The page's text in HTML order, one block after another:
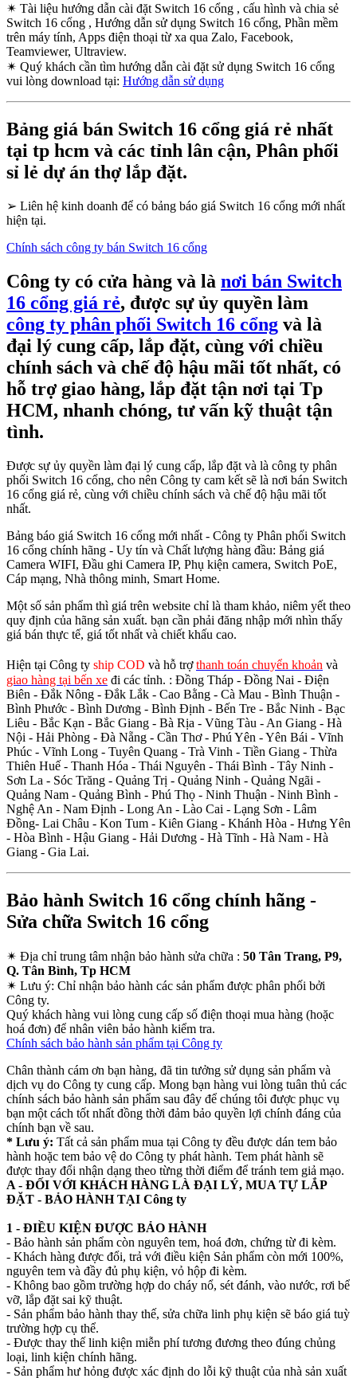
✴ Tài liệu hướng dẫn cài đặt Switch 16 cổng , cấu hình và chia sẻ
Switch 16 cổng , Hướng dẫn sử dụng Switch 16 cổng, Phần mềm
trên máy tính, Apps điện thoại từ xa qua Zalo, Facebook,
Teamviewer, Ultraview.
✴ Quý khách cần tìm hướng dẫn cài đặt sử dụng Switch 16 cổng
vui lòng download tại: Hướng dẫn sử dụng
Bảng giá bán Switch 16 cổng giá rẻ nhất
tại tp hcm và các tỉnh lân cận, Phân phối
sỉ lẻ dự án thợ lắp đặt.
➢ Liên hệ kinh doanh để có bảng báo giá Switch 16 cổng mới nhất
hiện tại.
Chính sách công ty bán Switch 16 cổng
Công ty có cửa hàng và là nơi bán Switch
16 cổng giá rẻ, được sự ủy quyền làm
công ty phân phối Switch 16 cổng và là
đại lý cung cấp, lắp đặt, cùng với chiều
chính sách và chế độ hậu mãi tốt nhất, có
hỗ trợ giao hàng, lắp đặt tận nơi tại Tp
HCM, nhanh chóng, tư vấn kỹ thuật tận
tình.
Được sự ủy quyền làm đại lý cung cấp, lắp đặt và là công ty phân
phối Switch 16 cổng, cho nên Công ty cam kết sẽ là nơi bán Switch
16 cổng giá rẻ, cùng với chiều chính sách và chế độ hậu mãi tốt
nhất.
Bảng báo giá Switch 16 cổng mới nhất - Công ty Phân phối Switch
16 cổng chính hãng - Uy tín và Chất lượng hàng đầu: Bảng giá
Camera WIFI, Đầu ghi Camera IP, Phụ kiện camera, Switch PoE,
Cáp mạng, Nhà thông minh, Smart Home.
Một số sản phẩm thì giá trên website chỉ là tham khảo, niêm yết theo
quy định của hãng sản xuất. bạn cần phải đăng nhập mới nhìn thấy
giá bán thực tế, giá tốt nhất và chiết khấu cao.
Hiện tại Công ty ship COD và hỗ trợthanh toán chuyển khoản và
giao hàng tại bến xe đi các tỉnh. : Đồng Tháp - Đồng Nai - Điện
Biên - Đắk Nông - Đắk Lắk - Cao Bằng - Cà Mau - Bình Thuận -
Bình Phước - Bình Dương - Bình Định - Bến Tre - Bắc Ninh - Bạc
Liêu - Bắc Kạn - Bắc Giang - Bà Rịa - Vũng Tàu - An Giang - Hà
Nội - Hải Phòng - Đà Nẵng - Cần Thơ - Phú Yên - Yên Bái - Vĩnh
Phúc - Vĩnh Long - Tuyên Quang - Trà Vinh - Tiền Giang - Thừa
Thiên Huế - Thanh Hóa - Thái Nguyên - Thái Bình - Tây Ninh -
Sơn La - Sóc Trăng - Quảng Trị - Quảng Ninh - Quảng Ngãi -
Quảng Nam - Quảng Bình - Phú Thọ - Ninh Thuận - Ninh Bình -
Nghệ An - Nam Định - Long An - Lào Cai - Lạng Sơn - Lâm
Đồng- Lai Châu - Kon Tum - Kiên Giang - Khánh Hòa - Hưng Yên
- Hòa Bình - Hậu Giang - Hải Dương - Hà Tĩnh - Hà Nam - Hà
Giang - Gia Lai.
Bảo hành Switch 16 cổng chính hãng -
Sửa chữa Switch 16 cổng
✴ Địa chỉ trung tâm nhận bảo hành sửa chữa : 50 Tân Trang, P9,
Q. Tân Bình, Tp HCM
✴ Lưu ý: Chỉ nhận bảo hành các sản phẩm được phân phối bởi
Công ty.
Quý khách hàng vui lòng cung cấp số điện thoại mua hàng (hoặc
hoá đơn) để nhân viên bảo hành kiểm tra.
Chính sách bảo hành sản phẩm tại Công ty
Chân thành cám ơn bạn hàng, đã tin tưởng sử dụng sản phẩm và
dịch vụ do Công ty cung cấp. Mong bạn hàng vui lòng tuân thủ các
chính sách bảo hành sản phẩm sau đây để chúng tôi được phục vụ
bạn một cách tốt nhất đồng thời đảm bảo quyền lợi chính đáng của
chính bạn về sau.
* Lưu ý: Tất cả sản phẩm mua tại Công ty đều được dán tem bảo
hành hoặc tem bảo vệ do Công ty phát hành. Tem phát hành sẽ
được thay đổi nhận dạng theo từng thời điểm để tránh tem giả mạo.
A - ĐỐI VỚI KHÁCH HÀNG LÀ ĐẠI LÝ, MUA TỰ LẮP
ĐẶT - BẢO HÀNH TẠI Công ty
1 - ĐIỀU KIỆN ĐƯỢC BẢO HÀNH
- Bảo hành sản phẩm còn nguyên tem, hoá đơn, chứng từ đi kèm.
- Khách hàng được đổi, trả với điều kiện Sản phẩm còn mới 100%,
nguyên tem và đầy đủ phụ kiện, vỏ hộp đi kèm.
- Không bao gồm trường hợp do cháy nổ, sét đánh, vào nước, rơi bể
vỡ, lắp đặt sai kỹ thuật.
- Sản phẩm bảo hành thay thế, sửa chữa linh phụ kiện sẽ báo giá tuỳ
trường hợp cụ thể.
- Được thay thế linh kiện miễn phí tương đương theo đúng chủng
loại, linh kiện chính hãng.
- Sản phẩm hư hỏng được xác định do lỗi kỹ thuật của nhà sản xuất